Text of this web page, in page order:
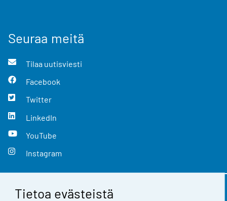
Tietoa evästeistä
Seuraa meitä
Tilaa uutisviesti
Facebook
Twitter
LinkedIn
YouTube
Instagram
Yhteystiedot